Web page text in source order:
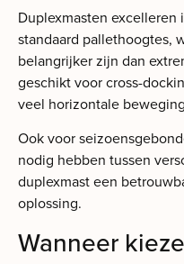
Duplexmasten
standaard pallethoogtes,
belangrijker zijn dan
geschikt voor cross-
veel horizontale
Ook voor
nodig hebben tussen
duplexmast een
oplossing.
Wanneer